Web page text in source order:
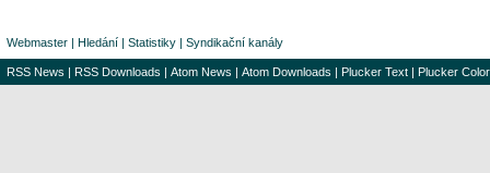
Webmaster | Hledání | Statistiky | Syndikační kanály
RSS News | RSS Downloads | Atom News | Atom Downloads | Plucker Text | Plucker Color